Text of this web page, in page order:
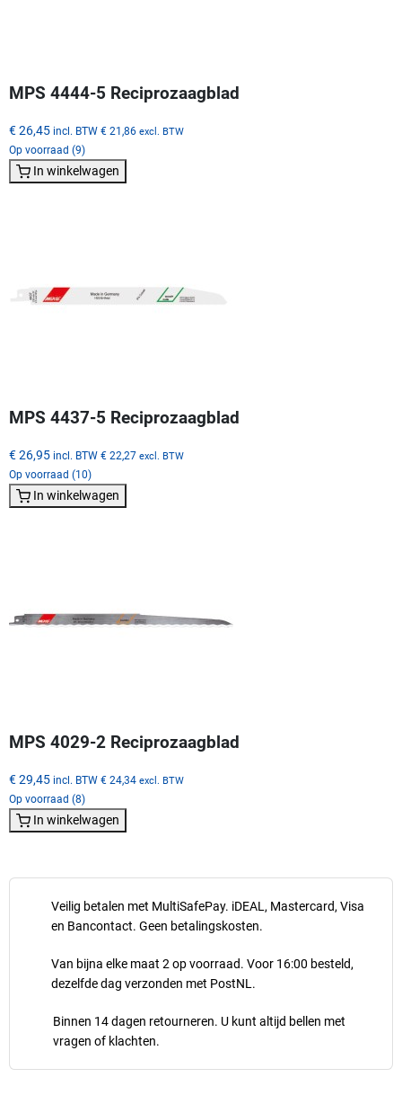
Veilig betalen met MultiSafePay. iDEAL, Mastercard, Visa
en Bancontact. Geen betalingskosten.
Van bijna elke maat 2 op voorraad. Voor 16:00 besteld,
dezelfde dag verzonden met PostNL.
Binnen 14 dagen retourneren. U kunt altijd bellen met
vragen of klachten.
MPS 4444-5 Reciprozaagblad
€ 26,45 incl. BTW € 21,86 excl. BTW
Op voorraad (9)
In winkelwagen
MPS 4437-5 Reciprozaagblad
€ 26,95 incl. BTW € 22,27 excl. BTW
Op voorraad (10)
In winkelwagen
MPS 4029-2 Reciprozaagblad
€ 29,45 incl. BTW € 24,34 excl. BTW
Op voorraad (8)
In winkelwagen